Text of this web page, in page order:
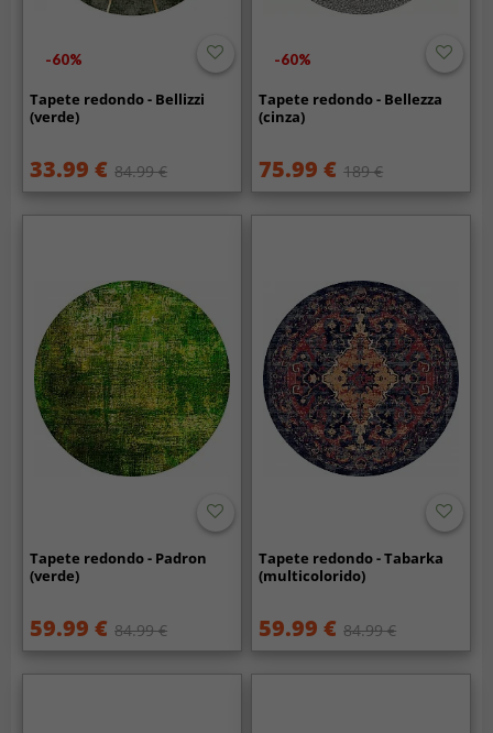
-60%
Tapete redondo - Bellizzi
(verde)
33.99 € 84.99 €
-60%
Tapete redondo - Bellezza
(cinza)
75.99 € 189 €
Tapete redondo - Padron
(verde)
59.99 € 84.99 €
Tapete redondo - Tabarka
(multicolorido)
59.99 € 84.99 €